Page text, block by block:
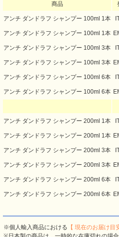
商品
アンチ ダンドラフ シャンプー 100ml 1本
アンチ ダンドラフ シャンプー 100ml 1本
アンチ ダンドラフ シャンプー 100ml 3本
アンチ ダンドラフ シャンプー 100ml 3本
アンチ ダンドラフ シャンプー 100ml 6本
アンチ ダンドラフ シャンプー 100ml 6本
アンチ ダンドラフ シャンプー 200ml 1本
アンチ ダンドラフ シャンプー 200ml 1本
アンチ ダンドラフ シャンプー 200ml 3本
アンチ ダンドラフ シャンプー 200ml 3本
アンチ ダンドラフ シャンプー 200ml 6本
アンチ ダンドラフ シャンプー 200ml 6本
※個人輸入商品における 【 現在のお届け目